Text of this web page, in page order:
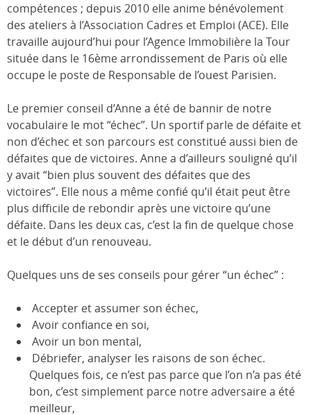
compétences ; depuis 2010 elle anime bénévolement
des ateliers à l’Association Cadres et Emploi (ACE). Elle
travaille aujourd’hui pour l’Agence Immobilière la Tour
située dans le 16ème arrondissement de Paris où elle
occupe le poste de Responsable de l’ouest Parisien.
Le premier conseil d’Anne a été de bannir de notre
vocabulaire le mot “échec”. Un sportif parle de défaite et
non d’échec et son parcours est constitué aussi bien de
défaites que de victoires. Anne a d’ailleurs souligné qu’il
y avait “bien plus souvent des défaites que des
victoires”. Elle nous a même confié qu’il était peut être
plus difficile de rebondir après une victoire qu’une
défaite. Dans les deux cas, c’est la fin de quelque chose
et le début d’un renouveau.
Quelques uns de ses conseils pour gérer “un échec” :
Accepter et assumer son échec,
Avoir confiance en soi,
Avoir un bon mental,
Débriefer, analyser les raisons de son échec.
Quelques fois, ce n’est pas parce que l’on n’a pas été
bon, c’est simplement parce notre adversaire a été
meilleur,